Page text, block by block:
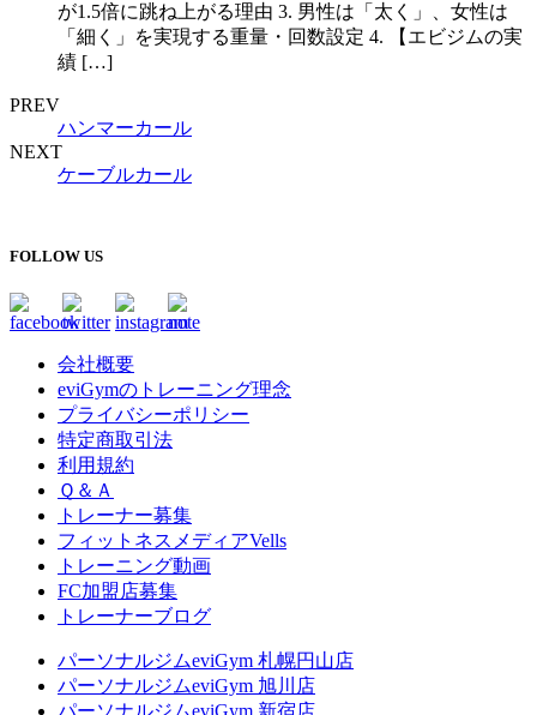
が1.5倍に跳ね上がる理由 3. 男性は「太く」、女性は
「細く」を実現する重量・回数設定 4. 【エビジムの実
績 […]
PREV
ハンマーカール
NEXT
ケーブルカール
FOLLOW US
会社概要
eviGymのトレーニング理念
プライバシーポリシー
特定商取引法
利用規約
Ｑ＆Ａ
トレーナー募集
フィットネスメディアVells
トレーニング動画
FC加盟店募集
トレーナーブログ
パーソナルジムeviGym 札幌円山店
パーソナルジムeviGym 旭川店
パーソナルジムeviGym 新宿店